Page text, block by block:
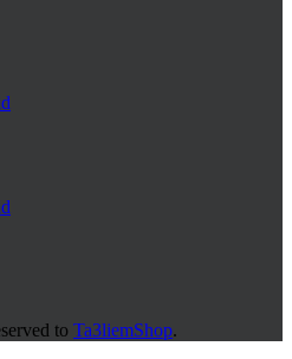
to Ta3liemShop.